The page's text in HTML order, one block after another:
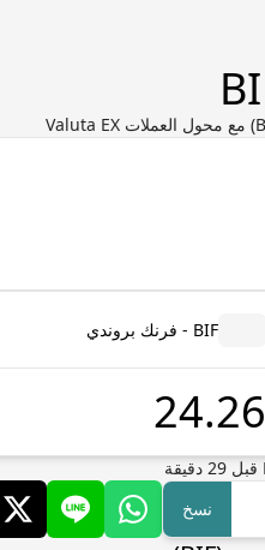
BIF - فرنك بروندي
قبل 29 دقيقة
نسخ